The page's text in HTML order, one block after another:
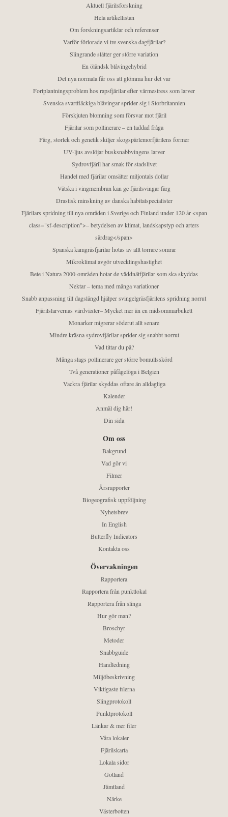
Aktuell fjärilsforskning
Hela artikellistan
Om forskningsartiklar och referenser
Varför förlorade vi tre svenska dagfjärilar?
Slingrande slåtter ger större variation
En öländsk blåvingehybrid
Det nya normala får oss att glömma hur det var
Fortplantningsproblem hos rapsfjärilar efter värmestress som larver
Svenska svartfläckiga blåvingar sprider sig i Storbritannien
Förskjuten blomning som försvar mot fjäril
Fjärilar som pollinerare – en laddad fråga
Färg, storlek och genetik skiljer skogspärlemorfjärilens former
UV-ljus avslöjar busksnabbvingens larver
Sydrovfjäril har smak för stadslivet
Handel med fjärilar omsätter miljontals dollar
Vätska i vingmembran kan ge fjärilsvingar färg
Drastisk minskning av danska habitatspecialister
Fjärilars spridning till nya områden i Sverige och Finland under 120 år <span
class="sf-description">– betydelsen av klimat, landskapstyp och arters
särdrag</span>
Spanska kamgräsfjärilar hotas av allt torrare somrar
Mikroklimat avgör utvecklingshastighet
Bete i Natura 2000-områden hotar de väddnätfjärilar som ska skyddas
Nektar – tema med många variationer
Snabb anpassning till dagslängd hjälper svingelgräsfjärilens spridning norrut
Fjärilslarvernas värdväxter– Mycket mer än en midsommarbukett
Monarker migrerar söderut allt senare
Mindre kräsna sydrovfjärilar sprider sig snabbt norrut
Vad tittar du på?
Många slags pollinerare ger större bomullsskörd
Två generationer påfågelöga i Belgien
Vackra fjärilar skyddas oftare än alldagliga
Kalender
Anmäl dig här!
Din sida
Om oss
Bakgrund
Vad gör vi
Filmer
Årsrapporter
Biogeografisk uppföljning
Nyhetsbrev
In English
Butterfly Indicators
Kontakta oss
Övervakningen
Rapportera
Rapportera från punktlokal
Rapportera från slinga
Hur gör man?
Broschyr
Metoder
Snabbguide
Handledning
Miljöbeskrivning
Viktigaste filerna
Slingprotokoll
Punktprotokoll
Länkar & mer filer
Våra lokaler
Fjärilskarta
Lokala sidor
Gotland
Jämtland
Närke
Västerbotten